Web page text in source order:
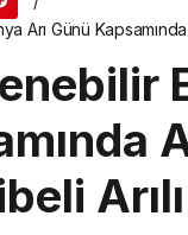
Arı Günü